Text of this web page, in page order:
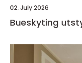
02. July 2026
Bueskyting